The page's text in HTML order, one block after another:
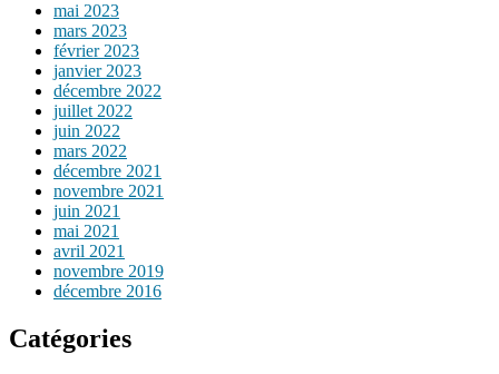
mai 2023
mars 2023
février 2023
janvier 2023
décembre 2022
juillet 2022
juin 2022
mars 2022
décembre 2021
novembre 2021
juin 2021
mai 2021
avril 2021
novembre 2019
décembre 2016
Catégories